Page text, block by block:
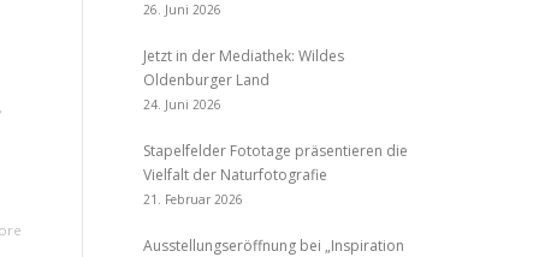
,
26. Juni 2026
Jetzt in der Mediathek: Wildes
Oldenburger Land
24. Juni 2026
Stapelfelder Fototage präsentieren die
Vielfalt der Naturfotografie
21. Februar 2026
Ausstellungseröffnung bei „Inspiration